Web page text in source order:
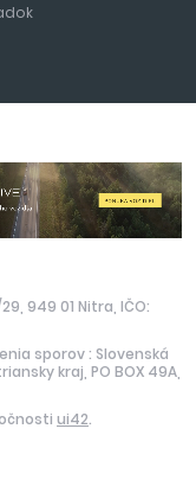
949 01 Nitra, IČO:
sporov : Slovenská
kraj, PO BOX 49A,
ui42.